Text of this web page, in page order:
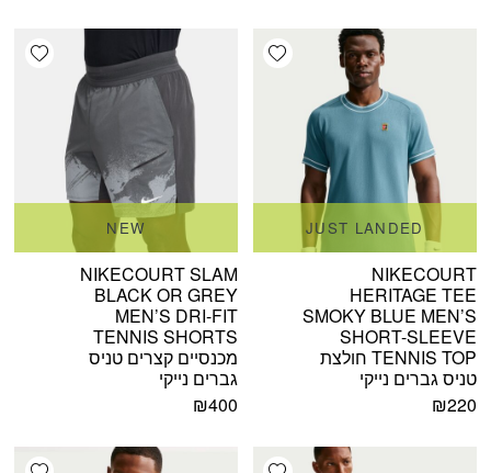
Add wishlist
JUST LANDED
NIKECOURT
HERITAGE TEE
SMOKY BLUE MEN’S
SHORT-SLEEVE
TENNIS TOP חולצת
טניס גברים נייקי
₪220
NEW
NIKECOURT SLAM
BLACK OR GREY
MEN’S DRI-FIT
TENNIS SHORTS
מכנסיים קצרים טניס
גברים נייקי
₪400
Add wishlist